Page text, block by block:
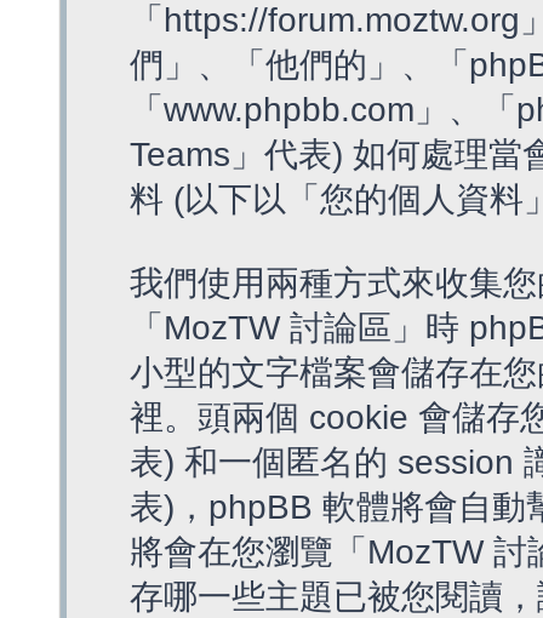
「https://
們」、「他們的」、「
「www.phpbb.com」、
Teams」代表) 如何處理當
料 (以下以「您的個人資料
我們使用兩種方式來收集
「MozTW 討論區」時
小型的文字檔案會儲存在
裡。頭兩個 cookie 會儲存
表) 和一個匿名的 session
表)，phpBB 軟體將會自動
將會在您瀏覽「MozTW
存哪一些主題已被您閱讀